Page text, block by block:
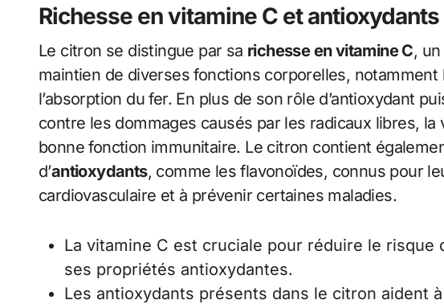
Richesse en vitamine C et antioxydants
Le citron se distingue par sa richesse en vitamine C,
maintien de diverses fonctions corporelles,
l’absorption du fer. En plus de son rôle d’antioxydant
contre les dommages causés par les radicaux libres,
bonne fonction immunitaire. Le citron contient
d’antioxydants, comme les flavonoïdes, connus pour
cardiovasculaire et à prévenir certaines maladies.
La vitamine C est cruciale pour réduire le risque
ses propriétés antioxydantes.
Les antioxydants présents dans le citron aident